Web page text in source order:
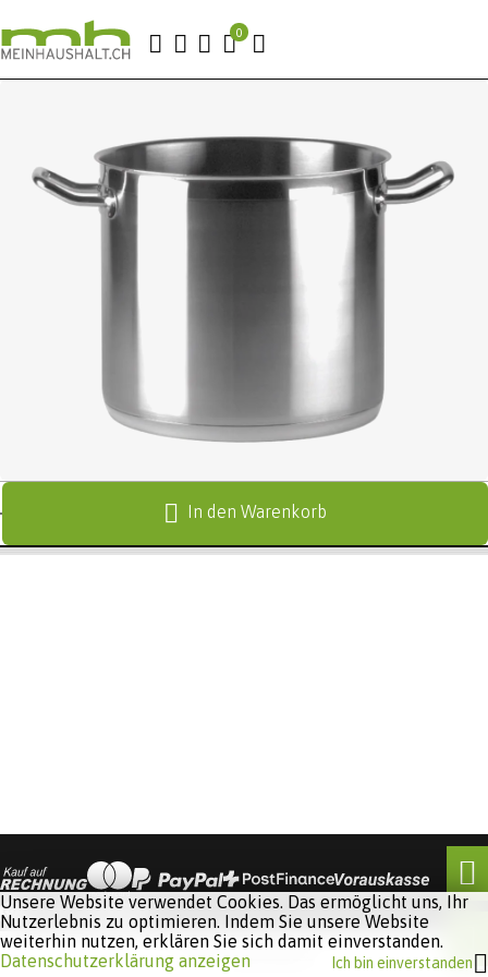
In den Warenkorb
Software:
Unsere Website verwendet Cookies. Das ermöglicht uns, Ihr
Nutzerlebnis zu optimieren. Indem Sie unsere Website
weiterhin nutzen, erklären Sie sich damit einverstanden.
Datenschutzerklärung anzeigen
Ich bin einverstanden